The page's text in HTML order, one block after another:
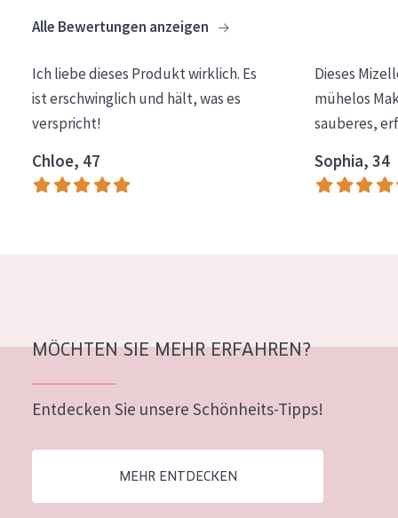
Alle Bewertungen anzeigen
Ich liebe dieses Produkt wirklich. Es
ist erschwinglich und hält, was es
verspricht!
Chloe, 47
Dieses
mühelos
sauberes,
Sophia, 34
MÖCHTEN SIE MEHR ERFAHREN?
Entdecken Sie unsere Schönheits-Tipps!
MEHR ENTDECKEN